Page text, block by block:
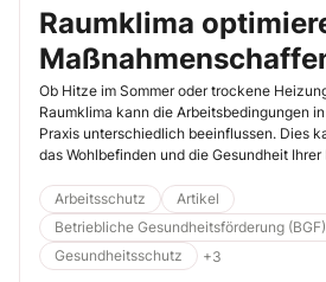
Raumklima
Ob Hitze im Sommer oder trockene
Raumklima kann die Arbeitsbedingungen
Praxis unterschiedlich beeinflussen. Dies
das Wohlbefinden und die Gesundheit
Raumklima langfristig zu verbessern.
Arbeitsschutz
Artikel
Betriebliche Gesundheitsförderung (BGF)
Gesundheitsschutz
+3